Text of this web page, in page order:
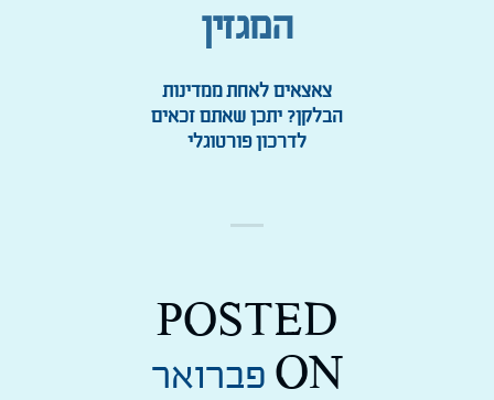
המגזין
צאצאים לאחת ממדינות
הבלקן? יתכן שאתם זכאים
לדרכון פורטוגלי
POSTED
ON פברואר